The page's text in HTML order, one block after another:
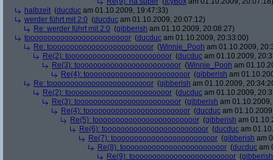
halbzeit (ducduc am 01.10.2009, 19:47:33)
werder führt mit 2:0 (ducduc am 01.10.2009, 20:07:12)
Re: werder führt mit 2:0 (gibberish am 01.10.2009, 20:08:27)
toooooooooooooooooooooooor (ducduc am 01.10.2009, 20:33:00)
Re: toooooooooooooooooooooooor (Winnie_Pooh am 01.10.2009,
Re(2): toooooooooooooooooooooooor (ducduc am 01.10.2009,
Re(3): toooooooooooooooooooooooor (Winnie_Pooh am
Re(4): toooooooooooooooooooooooor (gibberish am
Re: toooooooooooooooooooooooor (gibberish am 01.10.2009,
Re(2): toooooooooooooooooooooooor (ducduc am 01.10.2009,
Re(3): toooooooooooooooooooooooor (gibberish am
Re(4): toooooooooooooooooooooooor (ducduc am
Re(5): toooooooooooooooooooooooor (gibberish am
Re(6): toooooooooooooooooooooooor (ducduc am
Re(7): toooooooooooooooooooooooor (gibberish am
Re(8): toooooooooooooooooooooooor (ducduc am
Re(9): toooooooooooooooooooooooor (gibberish